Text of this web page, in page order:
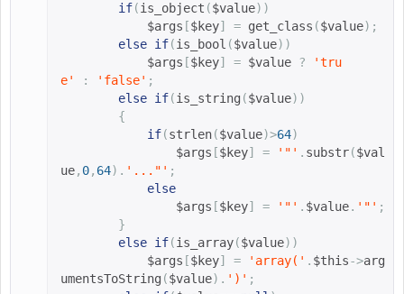
if(is_object ($value))
$args [$key] = get_class ($value);
else if(is_bool ($value))
$args [$key] = $value ?
'tru
e'
: 'false' ;
else if(is_string ($value))
{
if(strlen($value)>64)
$args [$key] = '"' . substr($val
ue, 0, 64). '..."' ;
else
$args [$key] = '"' . $value. '"' ;
}
else if(is_array($value))
$args [$key] = 'array(' . $this->arg
umentsToString ($value). ')' ;